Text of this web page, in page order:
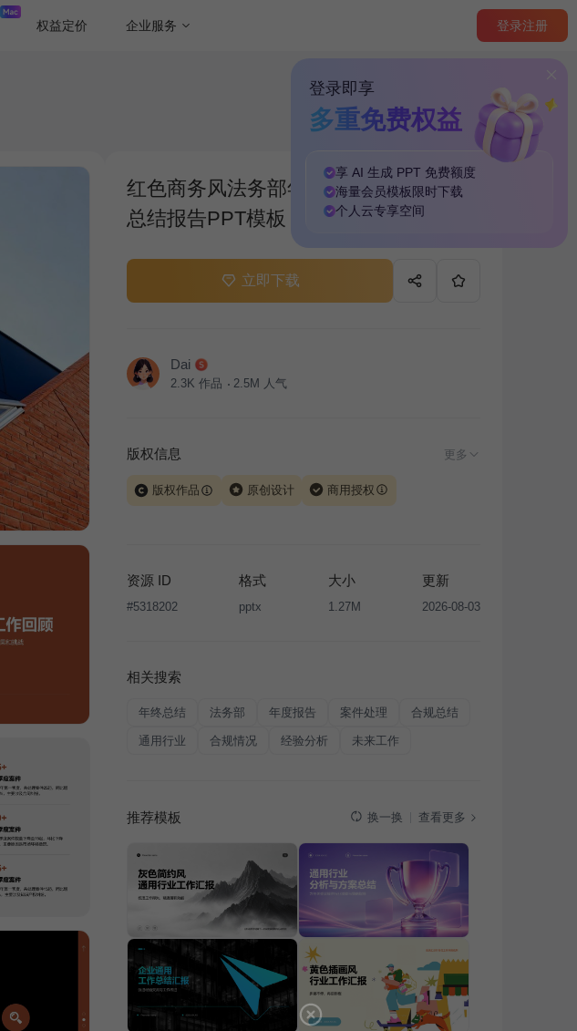
权益定价 企业服务 登录注册
登录即享
多重免费权益
享 AI 生成 PPT 免费额度
海量会员模板 限时下载
个人云专享空间
红色商务风法务部年度案件处理与合规
总结报告PPT模板
立即下载
Dai
2.3K 作品 2.5M 人气
版权信息 更多
版权作品 原创设计 商用授权
让、出售或出租，未经投权许可任何人不得擅自转载和分发，否则
将接照我国著作权法的相关规定承担相应法律责任。
资源 ID
#5318202
格式
pptx
大小
1.27M
更新
2026-08-03
相关搜索
年终总结 法务部 年度报告 案件处理 合规总结
通用行业 合规情况 经验分析 未来工作
推荐模板 换一换 查看更多